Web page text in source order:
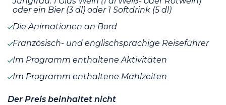
oder ein Bier (3 dl) oder 1 Softdrink (5 dl)
Die Animationen an Bord
Französisch- und englischsprachige Reiseführer
Im Programm enthaltene Aktivitäten
Im Programm enthaltene Mahlzeiten
Der Preis beinhaltet nicht